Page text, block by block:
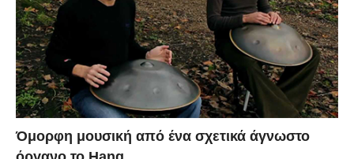
Όμορφη μουσική από ένα σχετικά άγνωστο